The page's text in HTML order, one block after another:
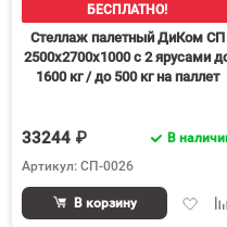
БЕСПЛАТНО!
Стеллаж палетный ДиКом СП
2500х2700х1000 с 2 ярусами
1600 кг / до 500 кг на паллет
33244 ₽
В
Артикул: СП-0026
В корзину